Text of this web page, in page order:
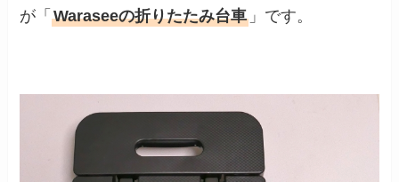
が「Waraseeの折りたたみ台車 」です。